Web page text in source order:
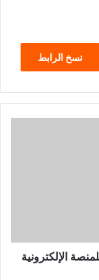
نسخ الرابط
الإلكترونية